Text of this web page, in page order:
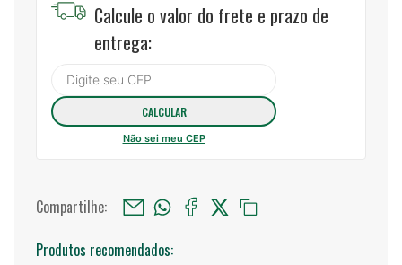
Calcule o valor do frete e prazo de
entrega:
Não sei meu CEP
Compartilhe:
Produtos recomendados: